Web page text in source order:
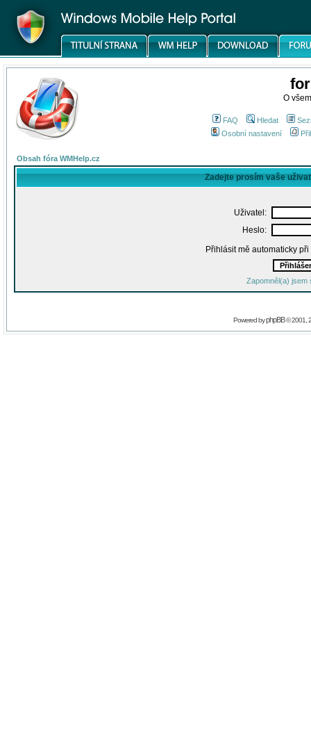
O
FAQ Hledat
Osobní nastavení
Obsah fóra WMHelp.cz
Zadejte prosím vaše
Uživatel:
Heslo:
Přihlásit mě automaticky
Zapomněl(a) jsem
Powered byphpBB© 2001,